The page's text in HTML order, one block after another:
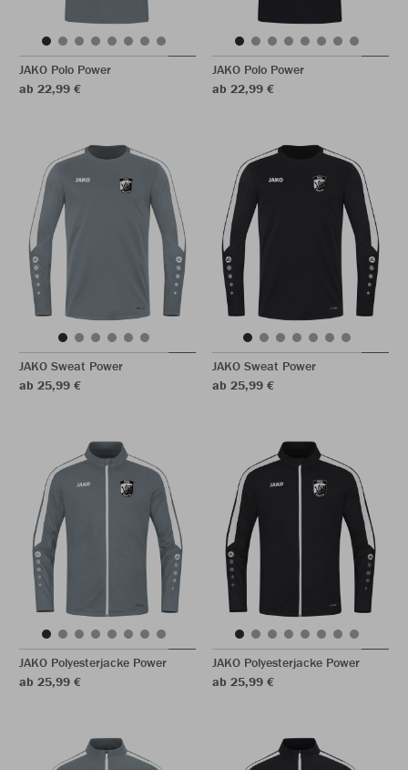
JAKO Polo Power
ab 22,99 €
JAKO Polo Power
ab 22,99 €
JAKO Sweat Power
ab 25,99 €
JAKO Sweat Power
ab 25,99 €
JAKO Polyesterjacke Power
ab 25,99 €
JAKO Polyesterjacke Power
ab 25,99 €